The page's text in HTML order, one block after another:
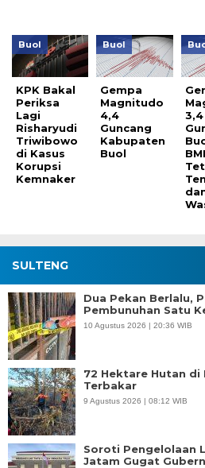
Buol
KPK Bakal
Periksa
Lagi
Risharyudi
Triwibowo
di Kasus
Korupsi
Kemnaker
Buol
Gempa
Magnitudo
4,4
Guncang
Kabupaten
Buol
3,4
SULTENG
Dua Pekan Berlalu,
Pembunuhan Satu
10 Agustus 2026 | 20:36 WIB
72 Hektare Hutan di
Terbakar
9 Agustus 2026 | 08:12 WIB
Soroti Pengelolaan
Jatam Gugat